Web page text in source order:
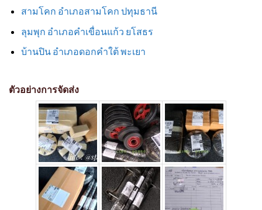
สามโคก อำเภอสามโคก ปทุมธานี
ลุมพุก อำเภอคำเขื่อนแก้ว ยโสธร
บ้านปิน อำเภอดอกคำใต้ พะเยา
ตัวอย่างการจัดส่ง